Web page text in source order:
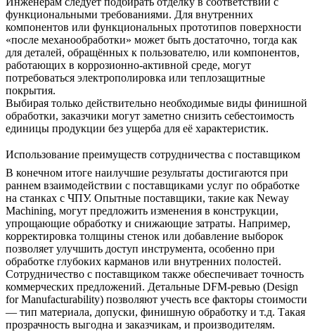
функциональными требованиями. Для внутренних
компонентов или функциональных прототипов поверхности
«после механообработки» может быть достаточно, тогда как
для деталей, обращённых к пользователю, или компонентов,
работающих в коррозионно-активной среде, могут
потребоваться электрополировка или теплозащитные
покрытия.
Выбирая только действительно необходимые виды финишной
обработки, заказчики могут заметно снизить себестоимость
единицы продукции без ущерба для её характеристик.
Использование преимуществ сотрудничества с поставщиком
В конечном итоге наилучшие результаты достигаются при
раннем взаимодействии с поставщиками услуг по обработке
на станках с ЧПУ. Опытные поставщики, такие как Neway
Machining, могут предложить изменения в конструкции,
упрощающие обработку и снижающие затраты. Например,
корректировка толщины стенок или добавление выборок
позволяет улучшить доступ инструмента, особенно при
обработке глубоких карманов или внутренних полостей.
Сотрудничество с поставщиком также обеспечивает точность
коммерческих предложений. Детальные DFM-ревью (Design
for Manufacturability) позволяют учесть все факторы стоимости
— тип материала, допуски, финишную обработку и т.д. Такая
прозрачность выгодна и заказчикам, и производителям.